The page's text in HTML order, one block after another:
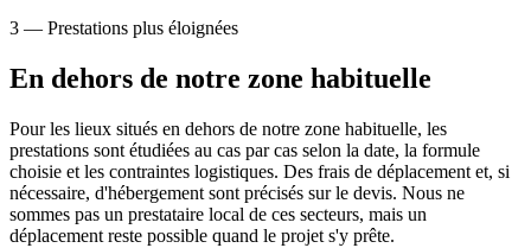
3 — Prestations plus éloignées
En dehors de notre zone habituelle
Pour les lieux situés en dehors de notre zone habituelle, les
prestations sont étudiées au cas par cas selon la date, la formule
choisie et les contraintes logistiques. Des frais de déplacement et, si
nécessaire, d'hébergement sont précisés sur le devis. Nous ne
sommes pas un prestataire local de ces secteurs, mais un
déplacement reste possible quand le projet s'y prête.